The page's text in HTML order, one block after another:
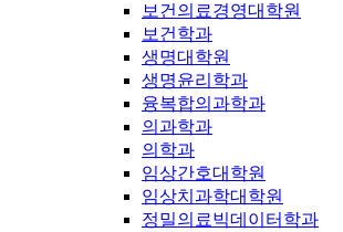
보건의료경영대학원
보건학과
생명대학원
생명윤리학과
융복합의과학과
의과학과
의학과
임상간호대학원
임상치과학대학원
정밀의료빅데이터학과